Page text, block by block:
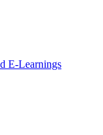
E-Learnings